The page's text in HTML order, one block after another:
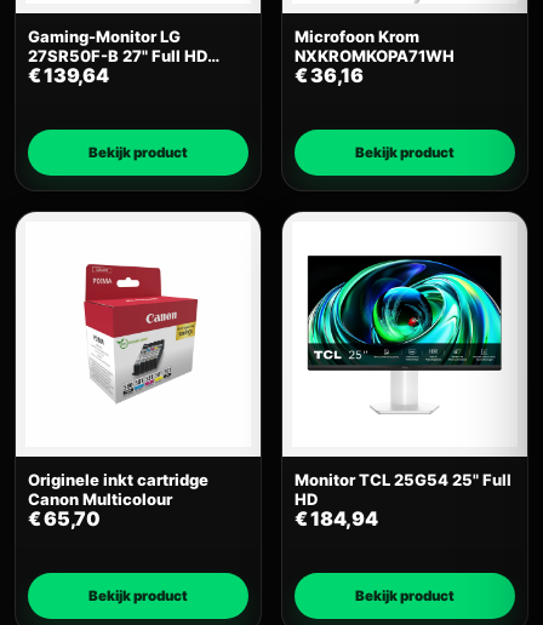
Gaming-Monitor LG
27SR50F-B 27" Full HD
(Refurbished A)
€139,64
Bekijk product
Microfoon Krom
NXKROMKOPA71WH
€36,16
Bekijk product
Originele inkt cartridge
Canon Multicolour
€65,70
Bekijk product
Monitor TCL 25G54 25" Full
HD
€184,94
Bekijk product